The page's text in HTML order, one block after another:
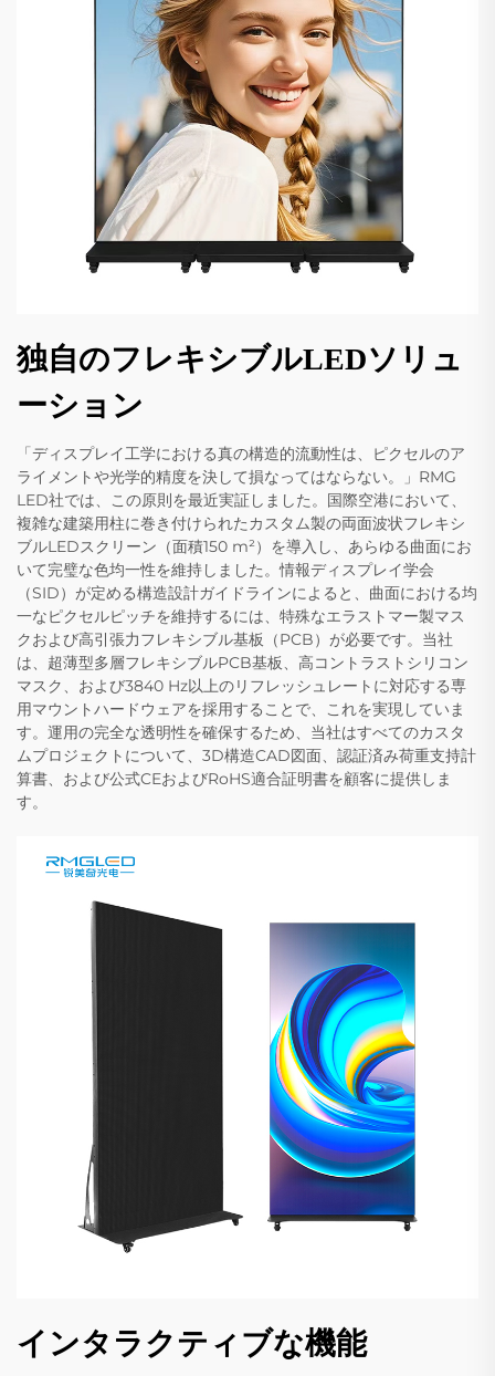
独自のフレキシブルLEDソリュ
ーション
「ディスプレイ工学における真の構造的流動性は、ピクセルのア
ライメントや光学的精度を決して損なってはならない。」RMG
LED社では、この原則を最近実証しました。国際空港において、
複雑な建築用柱に巻き付けられたカスタム製の両面波状フレキシ
ブルLEDスクリーン（面積150 m²）を導入し、あらゆる曲面にお
いて完璧な色均一性を維持しました。情報ディスプレイ学会
（SID）が定める構造設計ガイドラインによると、曲面における均
一なピクセルピッチを維持するには、特殊なエラストマー製マス
クおよび高引張力フレキシブル基板（PCB）が必要です。当社
は、超薄型多層フレキシブルPCB基板、高コントラストシリコン
マスク、および3840 Hz以上のリフレッシュレートに対応する専
用マウントハードウェアを採用することで、これを実現していま
す。運用の完全な透明性を確保するため、当社はすべてのカスタ
ムプロジェクトについて、3D構造CAD図面、認証済み荷重支持計
算書、および公式CEおよびRoHS適合証明書を顧客に提供しま
す。
インタラクティブな機能